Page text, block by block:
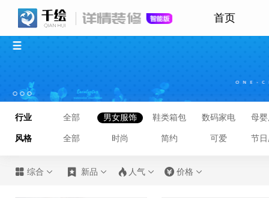
首页
行业 全部 男女服饰 鞋类箱包 数码家电 母
风格 全部 时尚 简约 可爱 节
 综合   新品   人气   价格 